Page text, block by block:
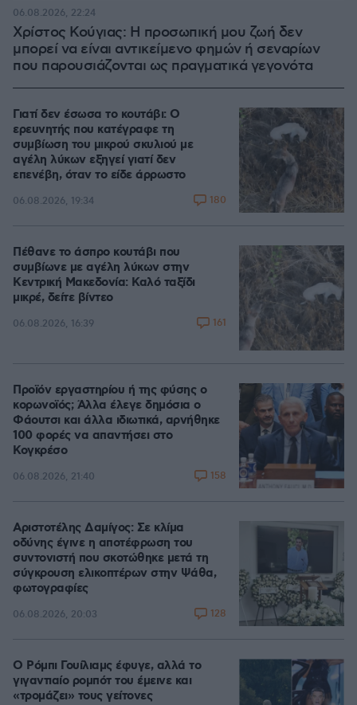
Χρίστος Κούγιας: Η προσωπική μου ζωή δεν
μπορεί να είναι αντικείμενο φημών ή σεναρίων
που παρουσιάζονται ως πραγματικά γεγονότα
06.08.2026, 22:24
Γιατί δεν έσωσα το κουτάβι: Ο
ερευνητής που κατέγραφε τη
συμβίωση του μικρού σκυλιού με
αγέλη λύκων εξηγεί γιατί δεν
επενέβη, όταν το είδε άρρωστο
06.08.2026, 19:34 180
Πέθανε το άσπρο κουτάβι που
συμβίωνε με αγέλη λύκων στην
Κεντρική Μακεδονία: Καλό ταξίδι
μικρέ, δείτε βίντεο
06.08.2026, 16:39 161
Προϊόν εργαστηρίου ή της φύσης ο
κορωνοϊός; Άλλα έλεγε δημόσια ο
Φάουτσι και άλλα ιδιωτικά, αρνήθηκε
100 φορές να απαντήσει στο
Κογκρέσο
06.08.2026, 21:40 158
Αριστοτέλης Δαμίγος: Σε κλίμα
οδύνης έγινε η αποτέφρωση του
συντονιστή που σκοτώθηκε μετά τη
σύγκρουση ελικοπτέρων στην Ψάθα,
φωτογραφίες
06.08.2026, 20:03 128
Ο Ρόμπι Γουίλιαμς έφυγε, αλλά το
γιγαντιαίο ρομπότ του έμεινε και
«τρομάζει» τους γείτονες